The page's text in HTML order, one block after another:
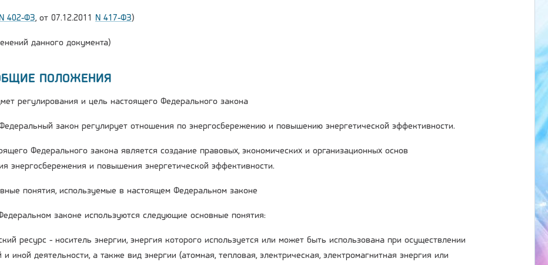
N 402-ФЗ, от 07.12.2011 N 417-ФЗ)
данного документа)
ПОЛОЖЕНИЯ
регулирования и цель настоящего Федерального закона
закон регулирует отношения по энергосбережению и повышению энергетической эффективности.
Федерального закона является создание правовых, экономических и организационных основ
энергосбережения и повышения энергетической эффективности.
понятия, используемые в настоящем Федеральном законе
законе используются следующие основные понятия:
ресурс - носитель энергии, энергия которого используется или может быть использована при осуществлении
и иной деятельности, а также вид энергии (атомная, тепловая, электрическая, электромагнитная энергия или